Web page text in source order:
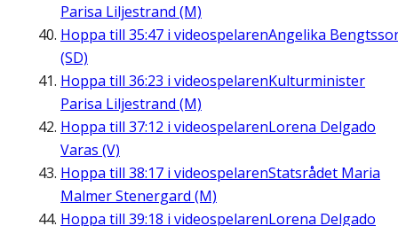
Parisa Liljestrand (M)
Hoppa till 35:47 i videospelarenAngelika
(SD)
Hoppa till 36:23 i videospelarenKulturminister
Parisa Liljestrand (M)
Hoppa till 37:12 i videospelarenLorena Delgado
Varas (V)
Hoppa till 38:17 i videospelarenStatsrådet Maria
Malmer Stenergard (M)
Hoppa till 39:18 i videospelarenLorena Delgado